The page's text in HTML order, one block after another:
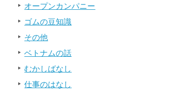
オープンカンパニー
ゴムの豆知識
その他
ベトナムの話
むかしばなし
仕事のはなし